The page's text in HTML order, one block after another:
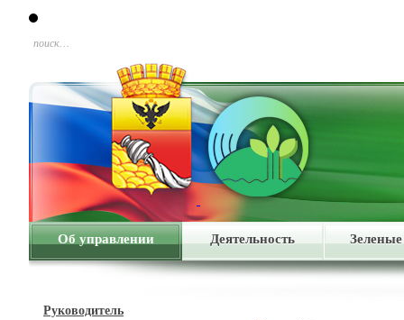
поиск…
Об управлении Деятельность
Руководитель